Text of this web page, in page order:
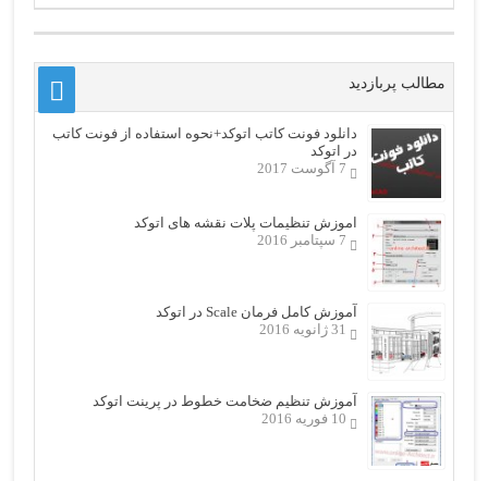
مطالب پربازدید
دانلود فونت کاتب اتوکد+نحوه استفاده از فونت کاتب
در اتوکد
7 آگوست 2017
اموزش تنظیمات پلات نقشه های اتوکد
7 سپتامبر 2016
آموزش کامل فرمان Scale در اتوکد
31 ژانویه 2016
آموزش تنظیم ضخامت خطوط در پرینت اتوکد
10 فوریه 2016